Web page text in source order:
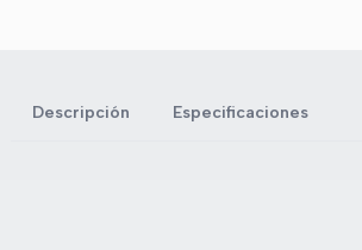
Descripción Especificaciones